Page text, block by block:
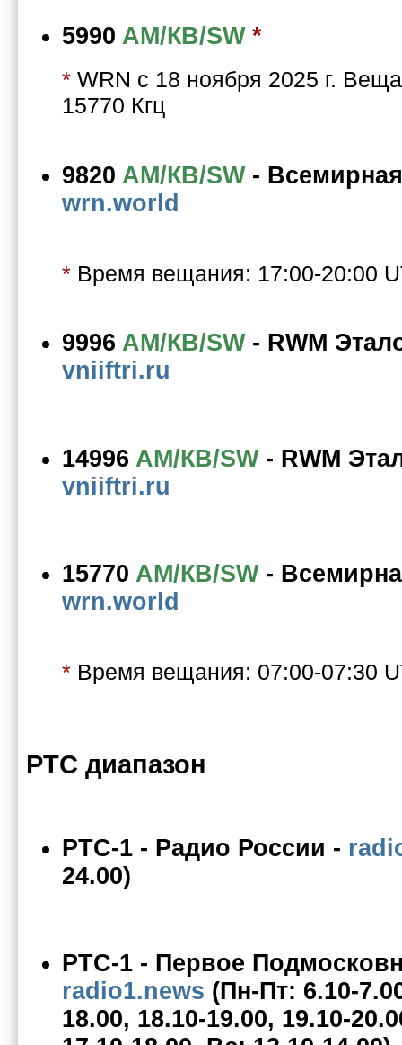
5990 AM/КВ/SW *
* WRN с 18 ноября 2025 г.
15770 Кгц
9820 AM/КВ/SW-
wrn.world
* Время вещания: 17:00-20:00
9996 AM/КВ/SW- RWM
vniiftri.ru
14996 AM/КВ/SW- RWM
vniiftri.ru
15770 AM/КВ/SW-
wrn.world
* Время вещания: 07:00-07:30
РТС диапазон
РТС-1 - Радио России -
24.00)
РТС-1 - Первое
radio1.news (Пн-Пт: 6.10-
18.00, 18.10-19.00, 19.10-